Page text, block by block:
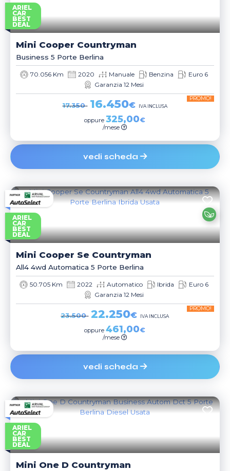
ARIEL
CAR
BEST
DEAL
Mini Cooper Countryman
Business 5 Porte Berlina
70.056 Km 2020 Manuale Benzina
Euro 6
Garanzia 12 Mesi
17.350 16.450€
PROMO!
IVA INCLUSA
oppure325,00€
/mese
vedi scheda
ARIEL
CAR
BEST
DEAL
Mini Cooper Se Countryman
All4 4wd Automatica 5 Porte Berlina
50.705 Km 2022 Automatico Ibrida
Euro 6
Garanzia 12 Mesi
23.500 22.250€
PROMO!
IVA INCLUSA
oppure461,00€
/mese
vedi scheda
ARIEL
CAR
BEST
DEAL
Mini One D Countryman